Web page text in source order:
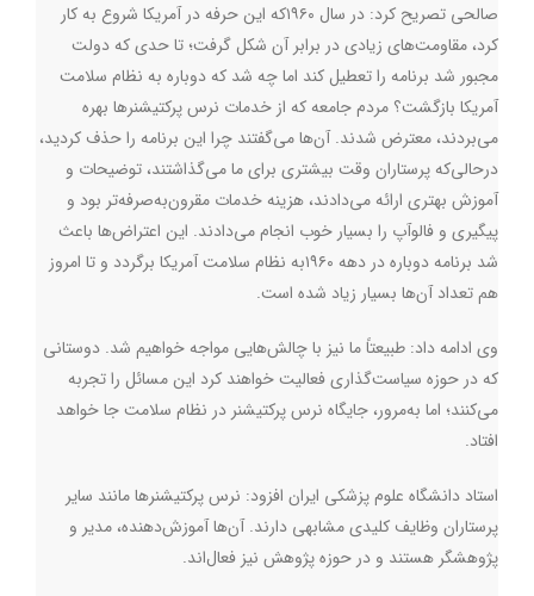
صالحی تصریح کرد: در سال ۱۹۶۰که این حرفه در آمریکا شروع به کار
کرد، مقاومت‌های زیادی در برابر آن شکل گرفت؛ تا حدی که دولت
مجبور شد برنامه را تعطیل کند اما چه شد که دوباره به نظام سلامت
آمریکا بازگشت؟ مردم جامعه که از خدمات نرس پرکتیشنرها بهره
می‌بردند، معترض شدند. آن‌ها می‌گفتند چرا این برنامه را حذف کردید،
درحالی‌که پرستاران وقت بیشتری برای ما می‌گذاشتند، توضیحات و
آموزش بهتری ارائه می‌دادند، هزینه خدمات مقرون‌به‌صرفه‌تر بود و
پیگیری و فالوآپ را بسیار خوب انجام می‌دادند. این اعتراض‌ها باعث
شد برنامه دوباره در دهه ۱۹۶۰به نظام سلامت آمریکا برگردد و تا امروز
هم تعداد آن‌ها بسیار زیاد شده است.
وی ادامه داد: طبیعتاً ما نیز با چالش‌هایی مواجه خواهیم شد. دوستانی
که در حوزه سیاست‌گذاری فعالیت خواهند کرد این مسائل را تجربه
می‌کنند؛ اما به‌مرور، جایگاه نرس پرکتیشنر در نظام سلامت جا خواهد
افتاد.
استاد دانشگاه علوم پزشکی ایران افزود: نرس پرکتیشنرها مانند سایر
پرستاران وظایف کلیدی مشابهی دارند. آن‌ها آموزش‌دهنده، مدیر و
پژوهشگر هستند و در حوزه پژوهش نیز فعال‌اند.